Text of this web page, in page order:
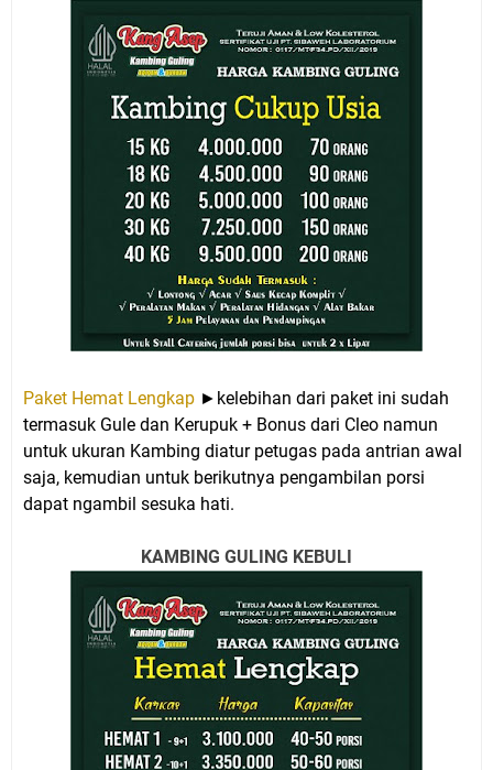
Paket Hemat Lengkap ►kelebihan dari paket ini sudah
termasuk Gule dan Kerupuk + Bonus dari Cleo namun
untuk ukuran Kambing diatur petugas pada antrian awal
saja, kemudian untuk berikutnya pengambilan porsi
dapat ngambil sesuka hati.
KAMBING GULING KEBULI